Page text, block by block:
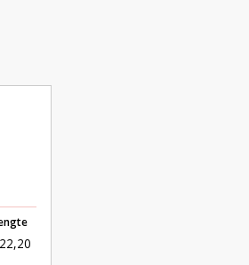
22,20